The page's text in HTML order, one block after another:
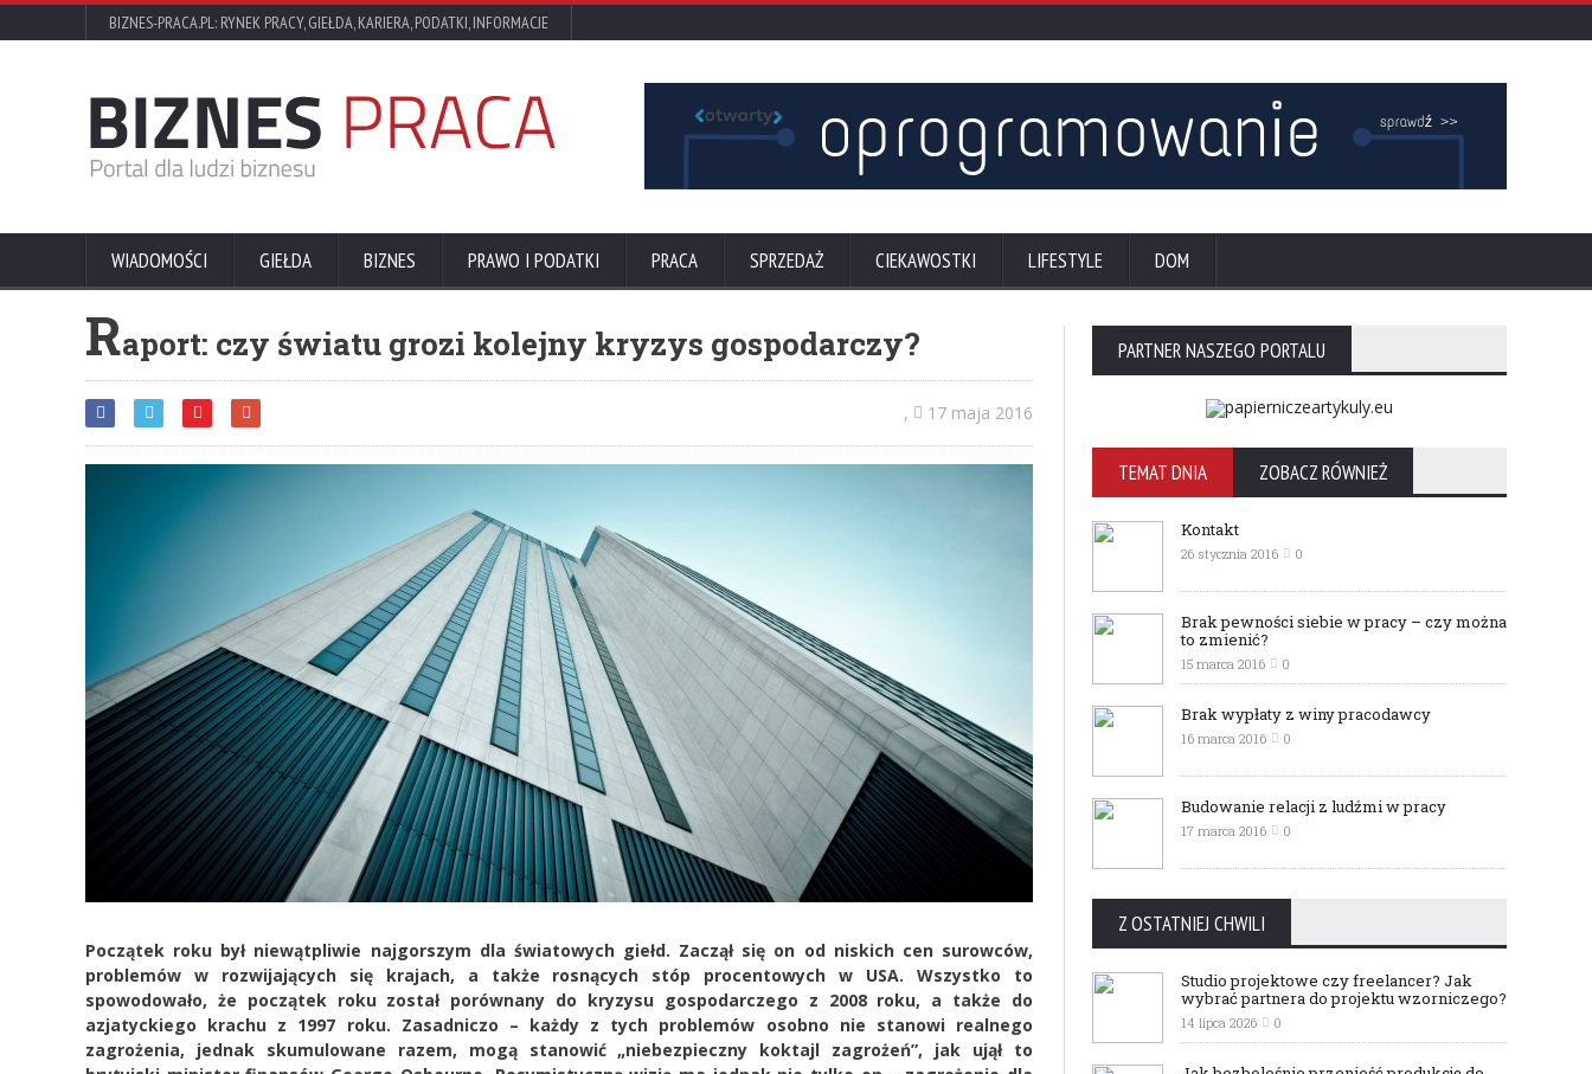
BIZNES-PRACA.PL: RYNEK PRACY, GIEŁDA, KARIERA, PODATKI, INFORMACJE
WIADOMOŚCI GIEŁDA BIZNES PRAWO I PODATKI PRACA SPRZEDAŻ CIEKAWOSTKI LIFESTYLE DOM
Raport: czy światu grozi kolejny kryzys gospodarczy?
, 17 maja 2016
Początek roku był niewątpliwie najgorszym dla światowych giełd. Zaczął się on od niskich cen surowców,
problemów w rozwijających się krajach, a także rosnących stóp procentowych w USA. Wszystko to
spowodowało, że początek roku został porównany do kryzysu gospodarczego z 2008 roku, a także do
azjatyckiego krachu z 1997 roku. Zasadniczo – każdy z tych problemów osobno nie stanowi realnego
zagrożenia, jednak skumulowane razem, mogą stanowić „niebezpieczny koktajl zagrożeń”, jak ujął to
PARTNER NASZEGO PORTALU
TEMAT DNIA ZOBACZ RÓWNIEŻ
Kontakt
26 stycznia 2016 0
Brak pewności siebie w pracy – czy można
to zmienić?
15 marca 2016 0
Brak wypłaty z winy pracodawcy
16 marca 2016 0
Budowanie relacji z ludźmi w pracy
17 marca 2016 0
Z OSTATNIEJ CHWILI
Studio projektowe czy freelancer? Jak
wybrać partnera do projektu wzorniczego?
14 lipca 2026 0